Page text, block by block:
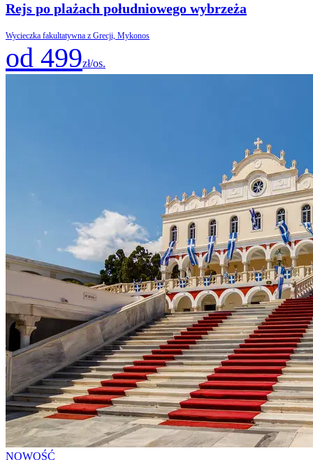
Rejs po plażach południowego wybrzeża
Wycieczka fakultatywna z Grecji, Mykonos
od 499zł/os.
NOWOŚĆ